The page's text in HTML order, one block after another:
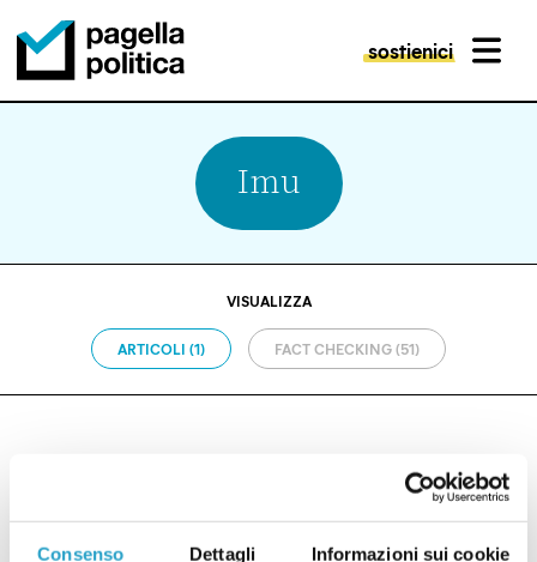
Consenso Dettagli Informazioni sui cookie
Pagella Politica Logo
sostienici MENU
Imu
VISUALIZZA
ARTICOLI (1) FACT CHECKING (51)
I 5 miliardi che la Chiesa deve
all’Italia, oppure no